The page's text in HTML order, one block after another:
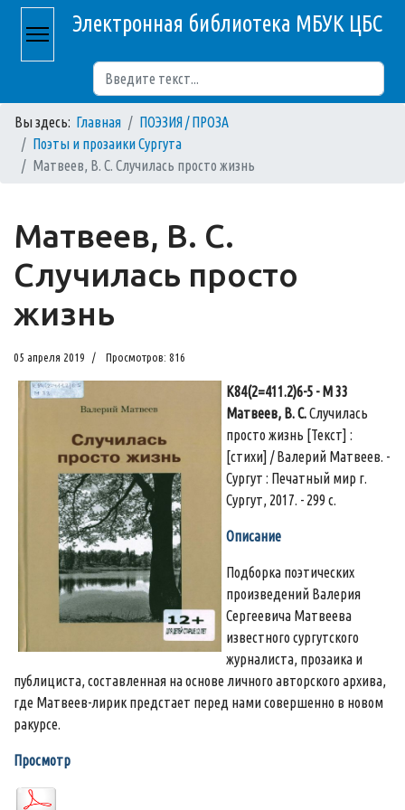
Электронная библиотека МБУК ЦБС
Вы здесь: Главная
ПОЭЗИЯ / ПРОЗА
Поэты и прозаики Сургута
Матвеев, В. С. Случилась просто жизнь
Матвеев, В. С.
Случилась просто
жизнь
05 апреля 2019 Просмотров: 816
К84(2=411.2)6-5 - М 33
Матвеев, В. С.Случилась
просто жизнь [Текст] :
[стихи] / Валерий Матвеев. -
Сургут : Печатный мир г.
Сургут, 2017. - 299 с.
Описание
Подборка поэтических
произведений Валерия
Сергеевича Матвеева
известного сургутского
журналиста, прозаика и
публициста, составленная на основе личного авторского архива,
где Матвеев-лирик предстает перед нами совершенно в новом
ракурсе.
Просмотр